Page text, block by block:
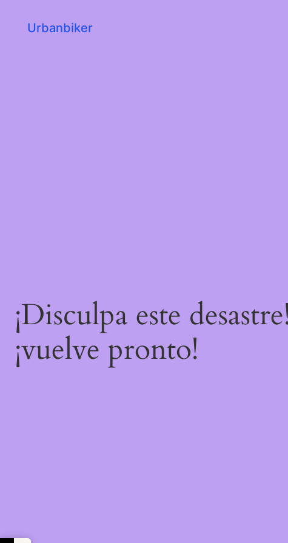
Urbanbiker
¡Disculpa este
¡vuelve pronto!